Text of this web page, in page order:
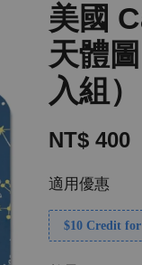
美國
天體
入組）
NT$ 400
適用優惠
$10 Credit for